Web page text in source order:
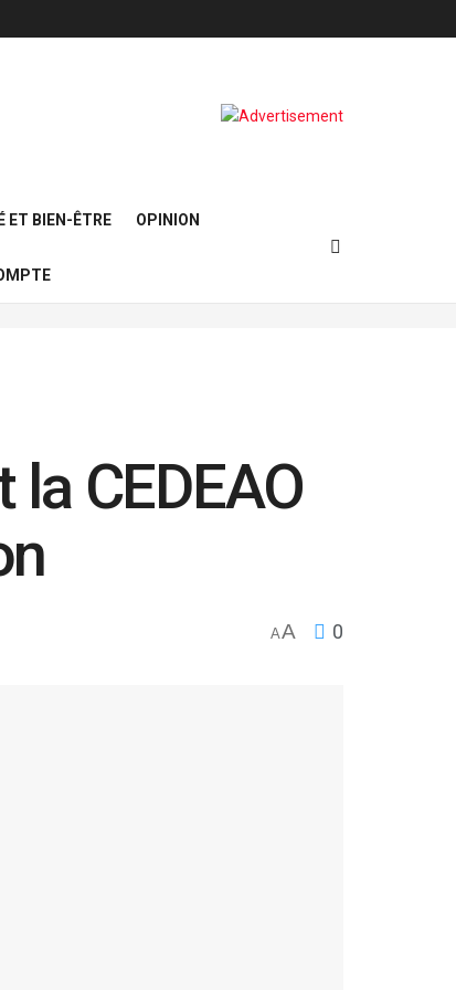
ET BIEN-ÊTRE OPINION
CEDEAO
AA 0